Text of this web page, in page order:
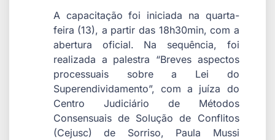
A capacitação foi iniciada na quarta-
feira (13), a partir das 18h30min, com a
abertura oficial. Na sequência, foi
realizada a palestra “Breves aspectos
processuais sobre a Lei do
Superendividamento”, com a juíza do
Centro Judiciário de Métodos
Consensuais de Solução de Conflitos
(Cejusc) de Sorriso, Paula Mussi